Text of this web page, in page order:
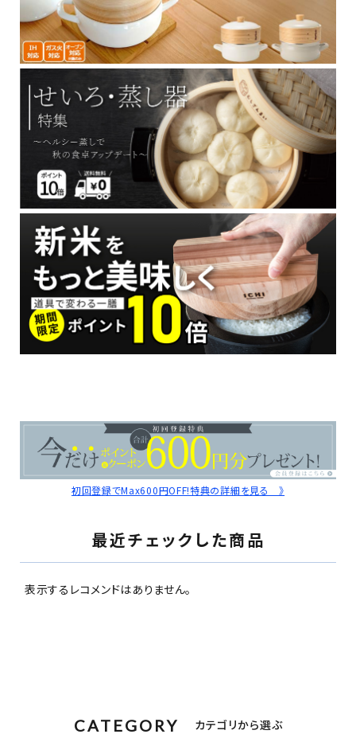
初回登録でMax600円OFF!特典の詳細を見る 》
最近チェックした商品
表示するレコメンドはありません。
CATEGORY カテゴリから選ぶ